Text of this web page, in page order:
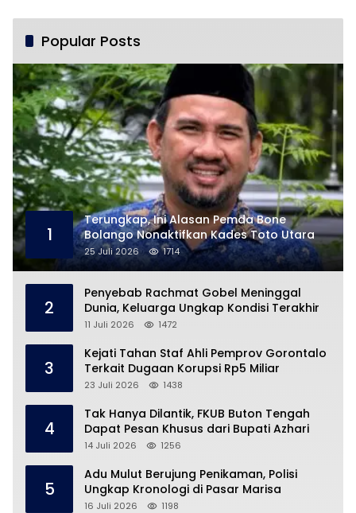
Popular Posts
1
Terungkap, Ini Alasan Pemda Bone
Bolango Nonaktifkan Kades Toto Utara
25 Juli 2026 1714
2
Penyebab Rachmat Gobel Meninggal
Dunia, Keluarga Ungkap Kondisi Terakhir
11 Juli 2026 1472
3
Kejati Tahan Staf Ahli Pemprov Gorontalo
Terkait Dugaan Korupsi Rp5 Miliar
23 Juli 2026 1438
4
Tak Hanya Dilantik, FKUB Buton Tengah
Dapat Pesan Khusus dari Bupati Azhari
14 Juli 2026 1256
5
Adu Mulut Berujung Penikaman, Polisi
Ungkap Kronologi di Pasar Marisa
16 Juli 2026 1198